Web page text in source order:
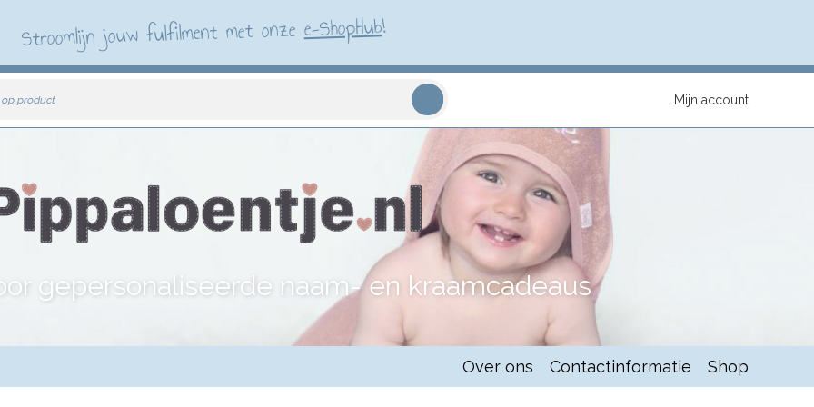
Stroomlijn jouw fulfilment met onzee-ShopHub!
op product Mijn account
gepersonaliseerde naam- en kraamcadeaus
Over ons Contactinformatie Shop